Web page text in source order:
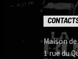
Maison
1 rue du